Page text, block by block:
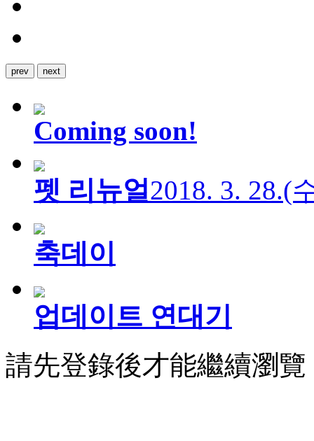
prev next
Coming soon!
펫 리뉴얼2018. 3. 28.(
축데이
업데이트 연대기
請先登錄後才能繼續瀏覽